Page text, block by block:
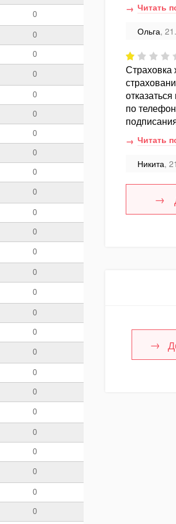
0
0
0
0
0
0
0
0
0
0
0
0
0
0
0
0
0
0
0
0
0
0
0
0
0
0
Читать
Ольга,
Страховка
по
Читать
Никита,